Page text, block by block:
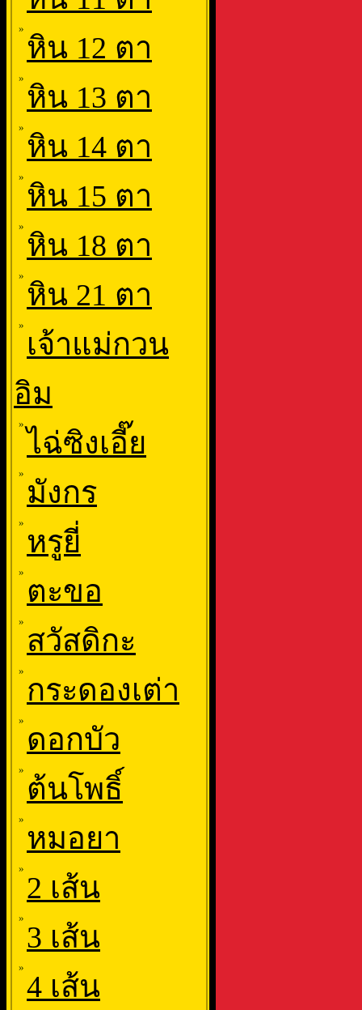
»
หิน 12 ตา
»
หิน 13 ตา
»
หิน 14 ตา
»
หิน 15 ตา
»
หิน 18 ตา
»
หิน 21 ตา
»
เจ้าแม่กวน
อิม
»
ไฉ่ซิงเอี๊ย
»
มังกร
»
หรูยี่
»
ตะขอ
»
สวัสดิกะ
»
กระดองเต่า
»
ดอกบัว
»
ต้นโพธิ์
»
หมอยา
»
2 เส้น
»
3 เส้น
»
4 เส้น